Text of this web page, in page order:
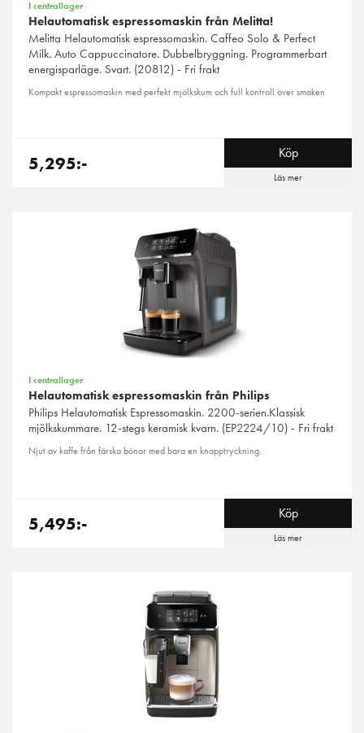
I centrallager
Helautomatisk espressomaskin från Melitta!
Melitta Helautomatisk espressomaskin. Caffeo Solo & Perfect
Milk. Auto Cappuccinatore. Dubbelbryggning. Programmerbart
energisparläge. Svart. (20812) - Fri frakt
Kompakt espressomaskin med perfekt mjölkskum och full kontroll över smaken
5,295:- Köp
Läs mer
I centrallager
Helautomatisk espressomaskin från Philips
Philips Helautomatisk Espressomaskin. 2200-serien.Klassisk
mjölkskummare. 12-stegs keramisk kvarn. (EP2224/10) - Fri frakt
Njut av kaffe från färska bönor med bara en knapptryckning.
5,495:- Köp
Läs mer